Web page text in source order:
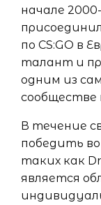
начале
по CS:GO в
талант и
одним из
сообществе
В течение
победить
таких как
является